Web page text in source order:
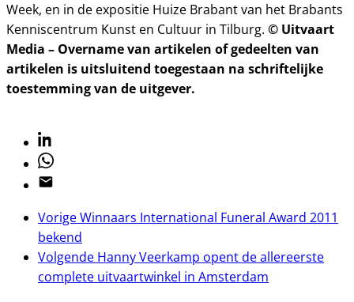
Week, en in de expositie Huize Brabant van het Brabants
Kenniscentrum Kunst en Cultuur in Tilburg. © Uitvaart
Media – Overname van artikelen of gedeelten van
artikelen is uitsluitend toegestaan na schriftelijke
toestemming van de uitgever.
Linkedin
Whatsapp
Email
VorigeWinnaars International Funeral Award 2011
bekend
Volgende Hanny Veerkamp opent de allereerste
complete uitvaartwinkel in Amsterdam